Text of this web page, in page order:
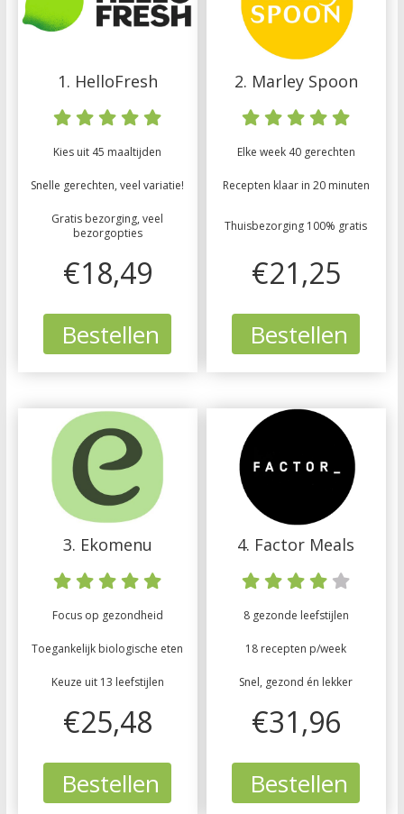
1. HelloFresh
Kies uit 45 maaltijden
Snelle gerechten, veel variatie!
Gratis bezorging, veel
bezorgopties
€18,49
Bestellen
2. Marley Spoon
Elke week 40 gerechten
Recepten klaar in 20 minuten
Thuisbezorging 100% gratis
€21,25
Bestellen
3. Ekomenu
Focus op gezondheid
Toegankelijk biologische eten
Keuze uit 13 leefstijlen
€25,48
Bestellen
4. Factor Meals
8 gezonde leefstijlen
18 recepten p/week
Snel, gezond én lekker
€31,96
Bestellen